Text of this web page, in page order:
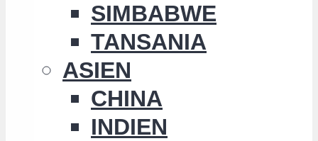
SIMBABWE
TANSANIA
ASIEN
CHINA
INDIEN